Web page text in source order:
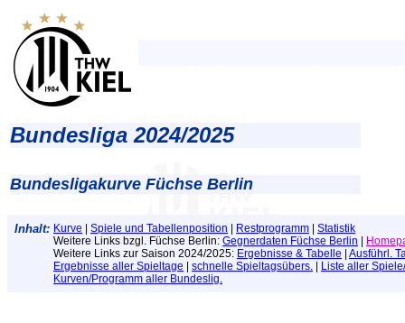
Bundesliga 2024/2025
Bundesligakurve Füchse Berlin
Inhalt: Kurve Spiele und Tabellenposition Restprogramm
Statistik
Weitere Links bzgl. Füchse Berlin: Gegnerdaten Füchse Berlin
Weitere Links zur Saison 2024/2025: Ergebnisse & Tabelle
Ausführl.
Ergebnisse aller Spieltage
schnelle Spieltagsübers.
Liste aller
Kurven/Programm aller Bundeslig.